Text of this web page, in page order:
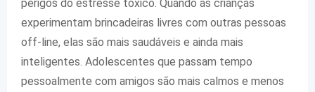
perigos do estresse tóxico. Quando as crianças
experimentam brincadeiras livres com outras pessoas
off-line, elas são mais saudáveis ​​e ainda mais
inteligentes. Adolescentes que passam tempo
pessoalmente com amigos são mais calmos e menos